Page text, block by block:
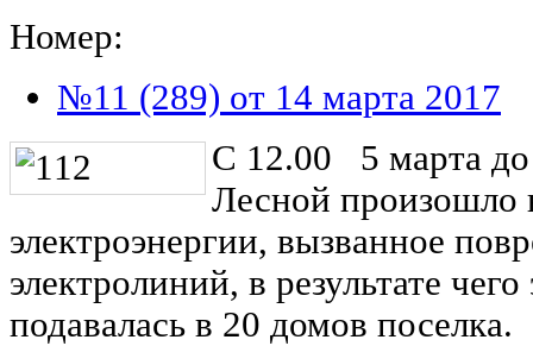
Номер:
№11 (289) от 14 марта 2017
С 12.00 5 марта
Лесной произошло
электроэнергии, вызванное
электролиний, в результате
подавалась в 20 домов поселка.